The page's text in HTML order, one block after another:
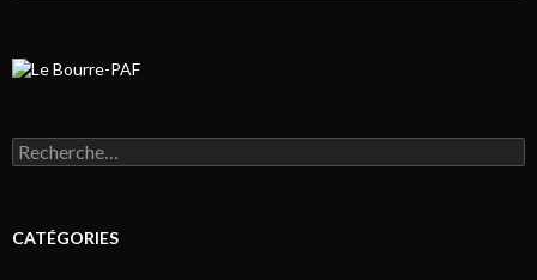
Rechercher :
CATÉGORIES